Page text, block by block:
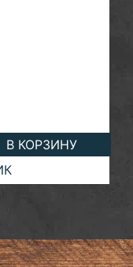
В КОРЗИНУ